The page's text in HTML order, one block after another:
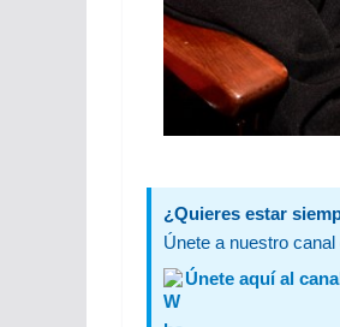
¿Quieres estar
Únete a nuestro
Únete aquí al